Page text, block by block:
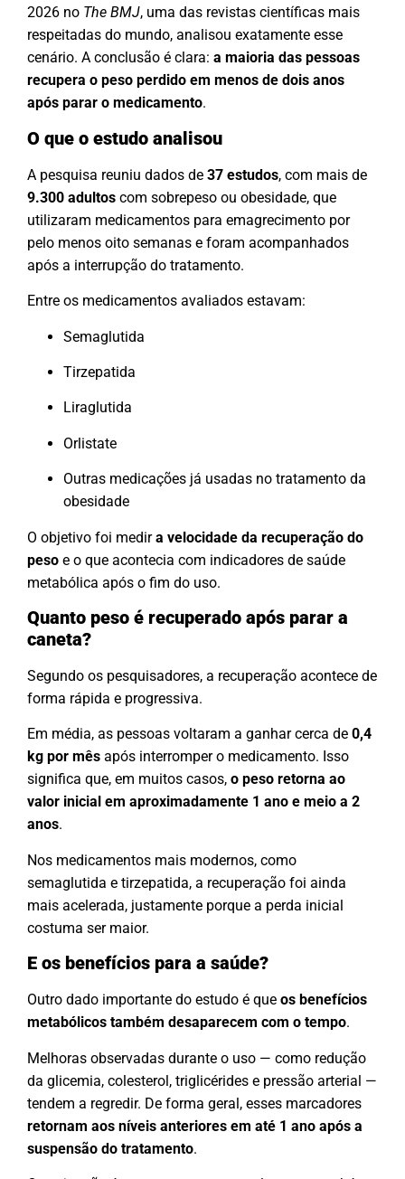
2026 no The BMJ, uma das revistas científicas mais
respeitadas do mundo, analisou exatamente esse
cenário. A conclusão é clara: a maioria das pessoas
recupera o peso perdido em menos de dois anos
após parar o medicamento.
O que o estudo analisou
A pesquisa reuniu dados de 37 estudos, com mais de
9.300 adultos com sobrepeso ou obesidade, que
utilizaram medicamentos para emagrecimento por
pelo menos oito semanas e foram acompanhados
após a interrupção do tratamento.
Entre os medicamentos avaliados estavam:
Semaglutida
Tirzepatida
Liraglutida
Orlistate
Outras medicações já usadas no tratamento da
obesidade
O objetivo foi medira velocidade da recuperação do
peso e o que acontecia com indicadores de saúde
metabólica após o fim do uso.
Quanto peso é recuperado após parar a
caneta?
Segundo os pesquisadores, a recuperação acontece de
forma rápida e progressiva.
Em média, as pessoas voltaram a ganhar cerca de 0,4
kg por mês após interromper o medicamento. Isso
significa que, em muitos casos, o peso retorna ao
valor inicial em aproximadamente 1 ano e meio a 2
anos.
Nos medicamentos mais modernos, como
semaglutida e tirzepatida, a recuperação foi ainda
mais acelerada, justamente porque a perda inicial
costuma ser maior.
E os benefícios para a saúde?
Outro dado importante do estudo é que os benefícios
metabólicos também desaparecem com o tempo.
Melhoras observadas durante o uso — como redução
da glicemia, colesterol, triglicérides e pressão arterial —
tendem a regredir. De forma geral, esses marcadores
retornam aos níveis anteriores em até 1 ano após a
suspensão do tratamento.